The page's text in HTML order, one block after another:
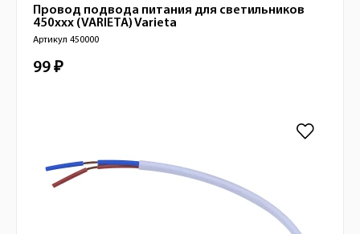
Краткое описание товара
Провод подвода питания для светильников
450xxx (VARIETA)Varieta
Артикул 450000
Стоимость товара
99 ₽